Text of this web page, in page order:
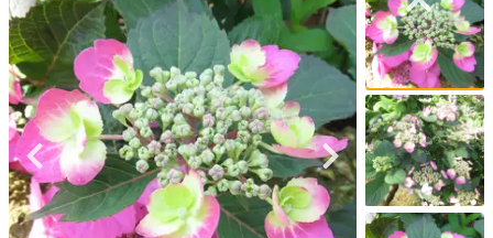
Zum vorigen Bild Zum nächsten Bild
Zum vorigen Bild